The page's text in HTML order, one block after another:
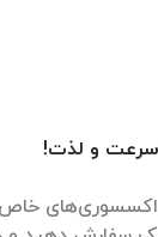
سرعت و لذت!
اکسسوری‌های